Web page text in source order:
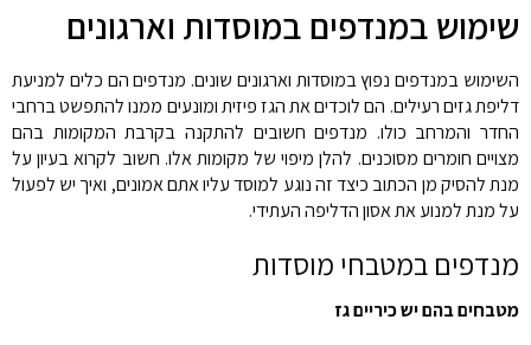
שימוש במנדפים במוסדות וארגונים
השימוש במנדפים נפוץ במוסדות וארגונים שונים. מנדפים הם כלים למניעת
דליפת גזים רעילים. הם לוכדים את הגז פיזית ומונעים ממנו להתפשט ברחבי
החדר והמרחב כולו. מנדפים חשובים להתקנה בקרבת המקומות בהם
מצויים חומרים מסוכנים. להלן מיפוי של מקומות אלו. חשוב לקרוא בעיון על
מנת להסיק מן הכתוב כיצד זה נוגע למוסד עליו אתם אמונים, ואיך יש לפעול
על מנת למנוע את אסון הדליפה העתידי.
מנדפים במטבחי מוסדות
מטבחים בהם יש כיריים גז